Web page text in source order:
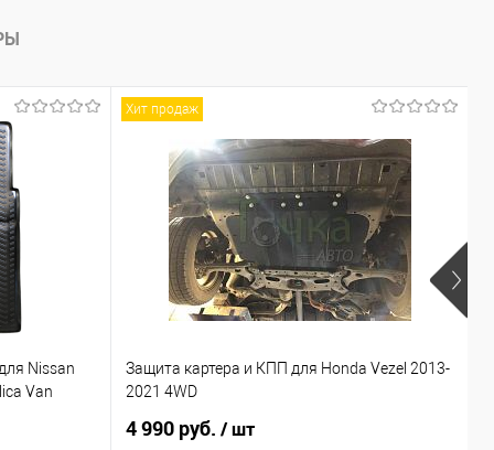
Nissan
Van
Хит продаж
Защита картера и КПП для Honda Vezel 2013-
2021 4WD
4 990 руб. / шт